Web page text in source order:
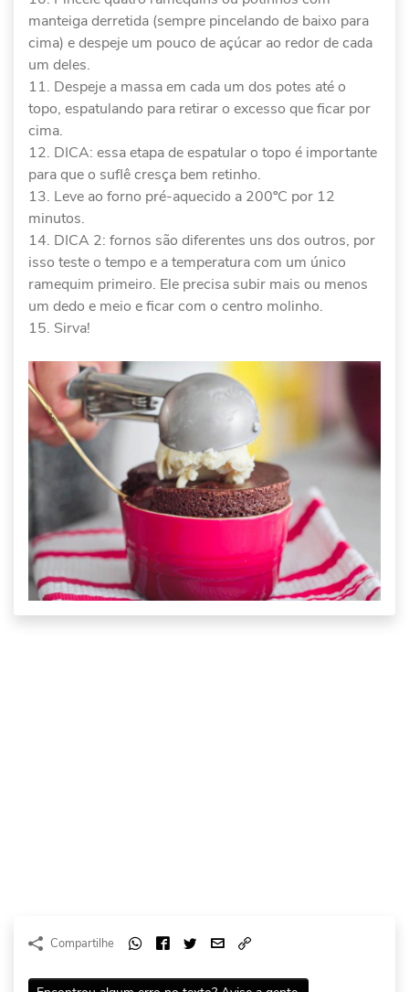
manteiga derretida (sempre pincelando de baixo para
cima) e despeje um pouco de açúcar ao redor de cada
um deles.
Despeje a massa em cada um dos potes até o
topo, espatulando para retirar o excesso que ficar por
cima.
DICA: essa etapa de espatular o topo é importante
para que o suflê cresça bem retinho.
Leve ao forno pré-aquecido a 200ºC por 12
minutos.
DICA 2: fornos são diferentes uns dos outros, por
isso teste o tempo e a temperatura com um único
ramequim primeiro. Ele precisa subir mais ou menos
um dedo e meio e ficar com o centro molinho.
Sirva!
Compartilhe